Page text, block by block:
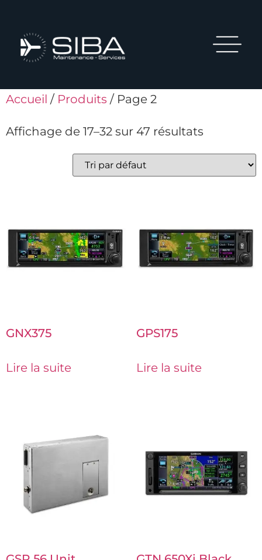
Accueil / Produits / Page 2
Affichage de 17–32 sur 47 résultats
GNX375
Lire la suite
GPS175
Lire la suite